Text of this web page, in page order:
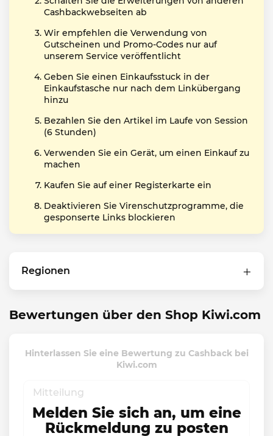
Cashbackwebseiten ab
Wir empfehlen die Verwendung von
Gutscheinen und Promo-Codes nur auf
unserem Service veröffentlicht
Geben Sie einen Einkaufsstuck in der
Einkaufstasche nur nach dem Linkübergang
hinzu
Bezahlen Sie den Artikel im Laufe von Session
(6 Stunden)
Verwenden Sie ein Gerät, um einen Einkauf zu
machen
Kaufen Sie auf einer Registerkarte ein
Deaktivieren Sie Virenschutzprogramme, die
gesponserte Links blockieren
Regionen
Bewertungen über den Shop Kiwi.com
Hinterlassen Sie eine Bewertung zu Cashback bei
Kiwi.com
Melden Sie sich an, um eine
Rückmeldung zu posten